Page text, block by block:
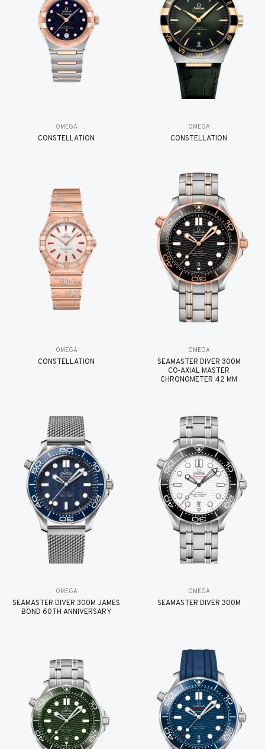
OMEGA
CONSTELLATION
OMEGA
CONSTELLATION
OMEGA
CONSTELLATION
OMEGA
SEAMASTER DIVER 300M
CO‑AXIAL MASTER
CHRONOMETER 42 MM
OMEGA
SEAMASTER DIVER 300M JAMES
BOND 60TH ANNIVERSARY
OMEGA
SEAMASTER DIVER 300M